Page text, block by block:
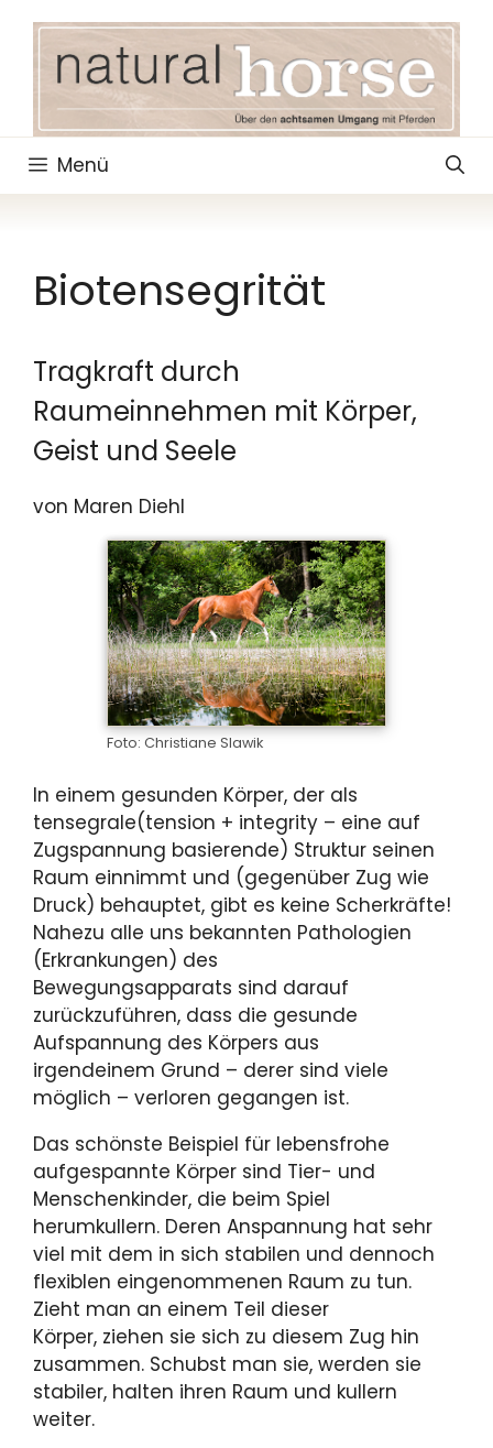
springen
Menü
Biotensegrität
Tragkraft durch
Raumeinnehmen mit Körper,
Geist und Seele
von Maren Diehl
Foto: Christiane Slawik
In einem gesunden Körper, der als
tensegrale(tension + integrity – eine auf
Zugspannung basierende) Struktur seinen
Raum einnimmt und (gegenüber Zug wie
Druck) behauptet, gibt es keine Scherkräfte!
Nahezu alle uns bekannten Pathologien
(Erkrankungen) des
Bewegungsapparats sind darauf
zurückzuführen, dass die gesunde
Aufspannung des Körpers aus
irgendeinem Grund – derer sind viele
möglich – verloren gegangen ist.
Das schönste Beispiel für lebensfrohe
aufgespannte Körper sind Tier- und
Menschenkinder, die beim Spiel
herumkullern. Deren Anspannung hat sehr
viel mit dem in sich stabilen und dennoch
flexiblen eingenommenen Raum zu tun.
Zieht man an einem Teil dieser
Körper, ziehen sie sich zu diesem Zug hin
zusammen. Schubst man sie, werden sie
stabiler, halten ihren Raum und kullern
weiter.